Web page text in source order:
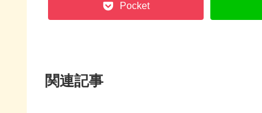
Pocket
関連記事